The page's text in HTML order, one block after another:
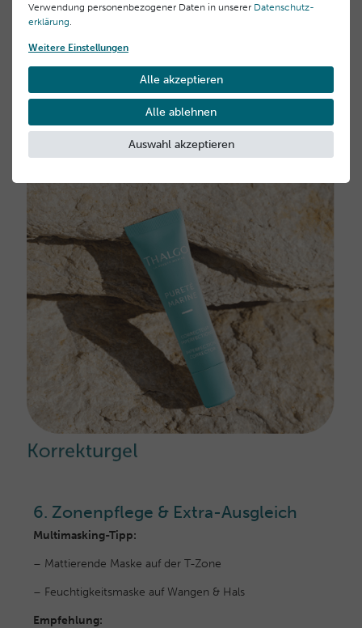
Problemstellen
hautberuhigend.
6. Zonenpflege & Extra-Ausgleich
Multimasking-Tipp:
– Mattierende Maske auf der T-Zone
– Feuchtigkeitsmaske auf Wangen & Hals
Empfehlung:
Verwendung personenbezogener Daten in unserer Daten­schutz­
erklärung.
Weitere Einstellungen
Alle akzeptieren
Alle ablehnen
Auswahl akzeptieren